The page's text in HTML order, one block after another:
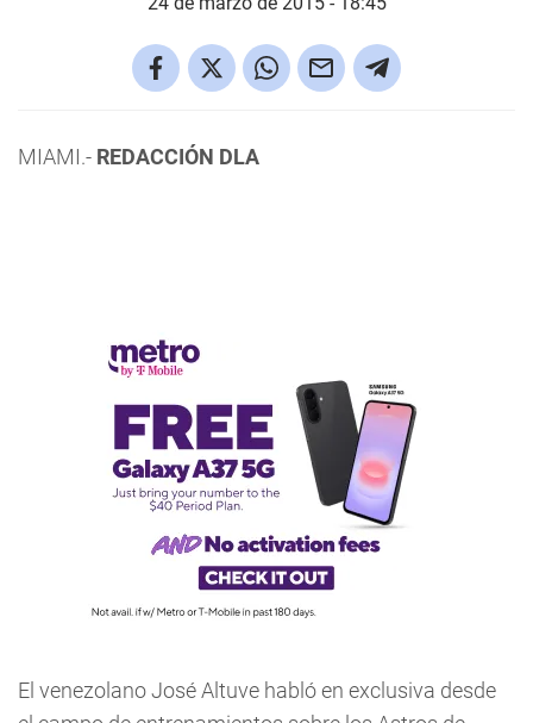
MIAMI.- REDACCIÓN DLA
El venezolano José Altuve habló en exclusiva desde